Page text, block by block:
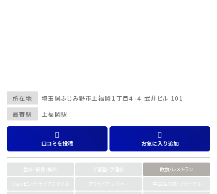
最寄駅 上福岡駅
所在地 埼玉県ふじみ野市 上福岡１丁目４-４ 武井ビル 101
口コミを投稿 お気に入り追加
整体・接骨・鍼灸 学習塾・予備校
飲食・レストラン
ショッピング・ライフスタイル
アウトドア・レジャー
中古品売買・リサイクル